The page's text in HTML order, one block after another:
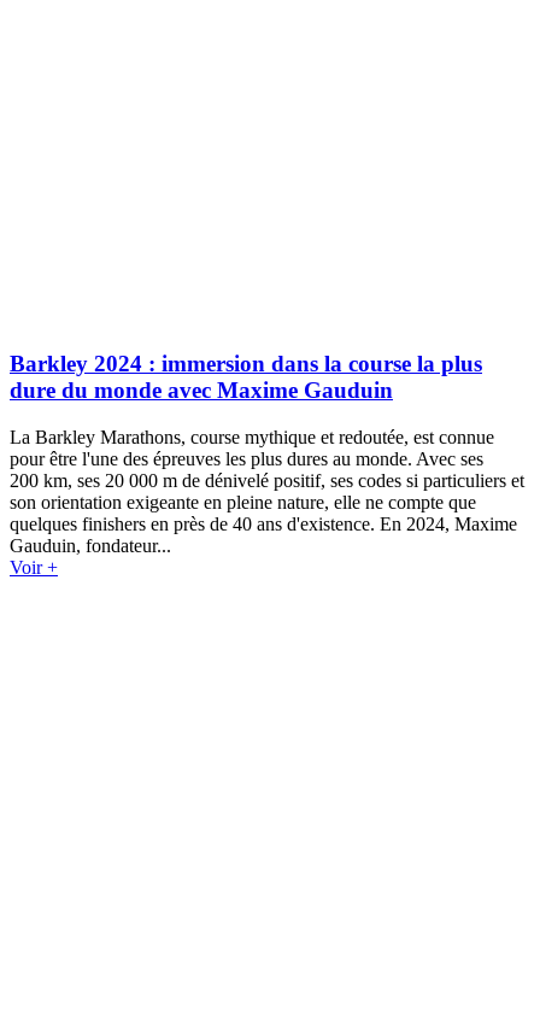
Barkley 2024 : immersion dans la course la plus
dure du monde avec Maxime Gauduin
La Barkley Marathons, course mythique et redoutée, est connue
pour être l'une des épreuves les plus dures au monde. Avec ses
200 km, ses 20 000 m de dénivelé positif, ses codes si particuliers et
son orientation exigeante en pleine nature, elle ne compte que
quelques finishers en près de 40 ans d'existence. En 2024, Maxime
Gauduin, fondateur...
Voir +